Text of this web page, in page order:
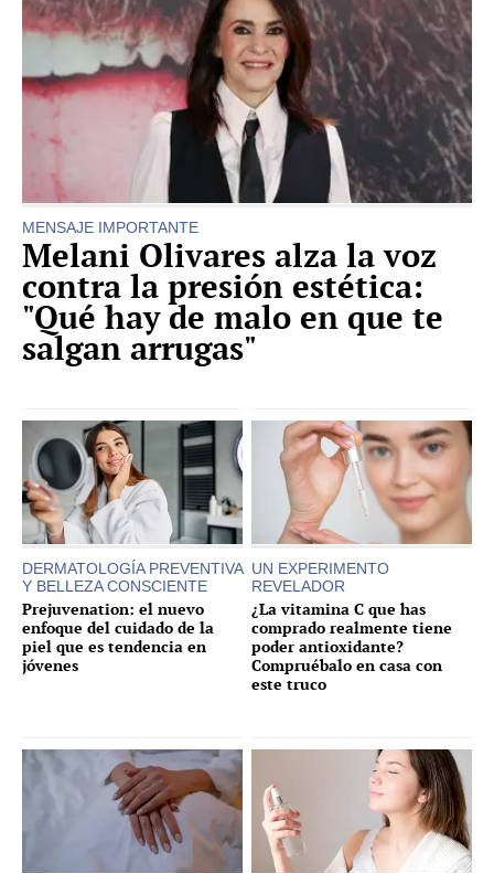
MENSAJE IMPORTANTE
Melani Olivares alza la voz
contra la presión estética:
"Qué hay de malo en que te
salgan arrugas"
DERMATOLOGÍA PREVENTIVA
Y BELLEZA CONSCIENTE
Prejuvenation: el nuevo
enfoque del cuidado de la
piel que es tendencia en
jóvenes
UN EXPERIMENTO
REVELADOR
¿La vitamina C que has
comprado realmente tiene
poder antioxidante?
Compruébalo en casa con
este truco